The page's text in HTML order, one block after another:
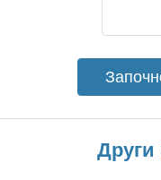
Други